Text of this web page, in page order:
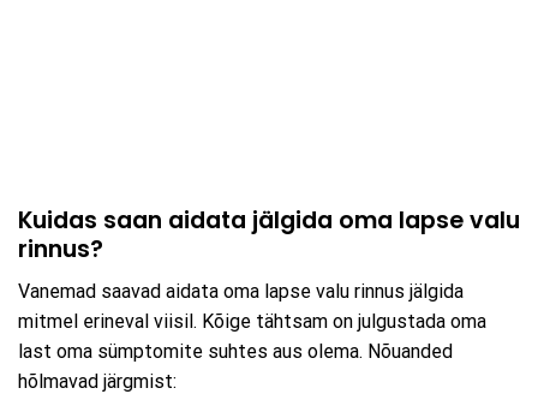
Kuidas saan aidata jälgida oma lapse valu
rinnus?
Vanemad saavad aidata oma lapse valu rinnus jälgida
mitmel erineval viisil. Kõige tähtsam on julgustada oma
last oma sümptomite suhtes aus olema. Nõuanded
hõlmavad järgmist: